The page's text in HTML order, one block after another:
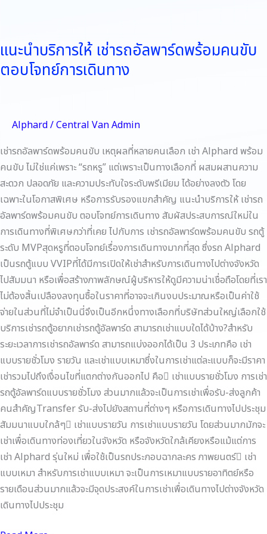
แนะนำบริการให้ เช่ารถอัลพาร์ดพร้อมคนขับ
ตอบโจทย์การเดินทาง
Alphard/Central Van Admin
เช่ารถอัลพาร์ดพร้อมคนขับ เหตุผลที่หลายคนเลือก เช่า Alphard พร้อม
คนขับ ไม่ใช่แค่เพราะ “รถหรู” แต่เพราะเป็นทางเลือกที่ ผสมผสานความ
สะดวก ปลอดภัย และความประทับใจระดับพรีเมียม ได้อย่างลงตัว โดย
เฉพาะในโอกาสพิเศษ หรือการรับรองแขกสำคัญ แนะนำบริการให้ เช่ารถ
อัลพาร์ดพร้อมคนขับ ตอบโจทย์การเดินทาง สัมผัสประสบการณ์ใหม่ใน
การเดินทางที่พิเศษกว่าที่เคย ไปกับการ เช่ารถอัลพาร์ดพร้อมคนขับ รถตู้
ระดับ MVPสุดหรูที่ตอบโจทย์เรื่องการเดินทางมากที่สุด ซึ่งรถ Alphard
เป็นรถตู้แบบ VVIPที่ได้มีการเปิดให้เช่าสำหรับการเดินทางไปต่างจังหวัด
ไปสัมมนา หรือเพื่อสร้างภาพลักษณ์ผู้บริหารให้ดูมีความน่าเชื่อถือโดยที่เรา
ไม่ต้องสิ้นเปลืองลงทุนซื้อในราคาที่อาจจะเกินงบประมาณหรือเป็นค่าใช้
จ่ายในส่วนที่ไม่จำเป็นนี่จึงเป็นอีกหนึ่งทางเลือกที่บริษัทส่วนใหญ่เลือกใช้
บริการเช่ารถตู้อยากเช่ารถตู้อัลพาร์ด สามารถเช่าแบบใดได้บ้าง?สำหรับ
ระยะเวลาการเช่ารถอัลพาร์ด สามารถแบ่งออกได้เป็น 3 ประเภทคือ เช่า
แบบรายชั่วโมง รายวัน และเช่าแบบเหมาซึ่งในการเช่าแต่ละแบบก็จะมีราคา
เช่ารวมไปถึงเงื่อนไขที่แตกต่างกันออกไป คือ เช่าแบบรายชั่วโมง การเช่า
รถตู้อัลพาร์ดแบบรายชั่วโมง ส่วนมากแล้วจะเป็นการเช่าเพื่อรับ-ส่งลูกค้า
คนสำคัญTransfer รับ-ส่งไปยังสถานที่ต่างๆ หรือการเดินทางไปประชุม
สัมมนาแบบใกล้ๆ เช่าแบบรายวัน การเช่าแบบรายวัน โดยส่วนมากมักจะ
เช่าเพื่อเดินทางท่องเที่ยวในจังหวัด หรือจังหวัดใกล้เคียงหรือแม้แต่การ
เช่า Alphard รุ่นใหม่ เพื่อใช้เป็นรถประกอบฉากละคร ภาพยนตร์ เช่า
แบบเหมา สำหรับการเช่าแบบเหมา จะเป็นการเหมาแบบรายอาทิตย์หรือ
รายเดือนส่วนมากแล้วจะมีจุดประสงค์ในการเช่าเพื่อเดินทางไปต่างจังหวัด
เดินทางไปประชุม